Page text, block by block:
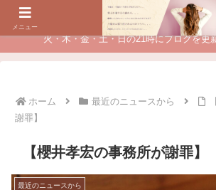
夫に不倫されたつらい経験が、あなたのチャンス
火・木・金・土・日の21時にブログを更
ホーム 最近のニュースから
謝罪】
【櫻井孝宏の事務所が謝罪】
最近のニュースから
メニュー